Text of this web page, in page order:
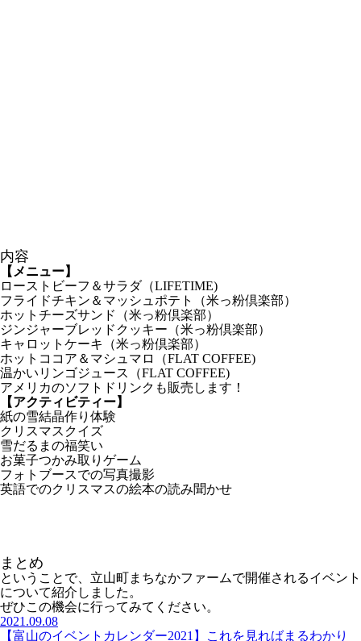
内容
【メニュー】
ローストビーフ＆サラダ（LIFETIME)
フライドチキン＆マッシュポテト（米っ粉倶楽部）
ホットチーズサンド（米っ粉倶楽部）
ジンジャーブレッドクッキー（米っ粉倶楽部）
キャロットケーキ（米っ粉倶楽部）
ホットココア＆マシュマロ（FLAT COFFEE)
温かいリンゴジュース（FLAT COFFEE)
アメリカのソフトドリンクも販売します！
【アクティビティー】
紙の雪結晶作り体験
クリスマスクイズ
雪だるまの福笑い
お菓子つかみ取りゲーム
フォトブースでの写真撮影
英語でのクリスマスの絵本の読み聞かせ
まとめ
ということで、立山町まちなかファームで開催されるイベント
について紹介しました。
ぜひこの機会に行ってみてください。
2021.09.08
【富山のイベントカレンダー2021】これを見ればまるわかり